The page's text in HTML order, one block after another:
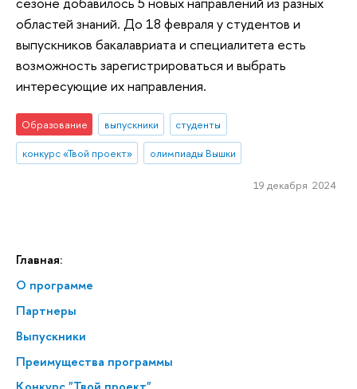
Главная:
О программе
Партнеры
Выпускники
Преимущества программы
областей знаний. До 18 февраля у студентов и
выпускников бакалавриата и специалитета есть
возможность зарегистрироваться и выбрать
интересующие их направления.
Образование выпускники
студенты
конкурс «Твой проект»
олимпиады Вышки
19 декабря 2024